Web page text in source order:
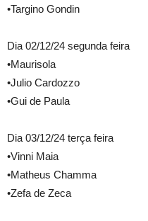
•Targino Gondin
Dia 02/12/24 segunda feira
•Maurisola
•Julio Cardozzo
•Gui de Paula
Dia 03/12/24 terça feira
•Vinni Maia
•Matheus Chamma
•Zefa de Zeca